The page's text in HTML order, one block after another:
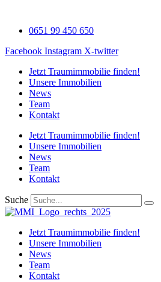
wechseln0651 99 450 650
Facebook Instagram X-twitter
Jetzt Traumimmobilie finden!​
Unsere Immobilien
News
Team
Kontakt
Jetzt Traumimmobilie finden!​
Unsere Immobilien
News
Team
Kontakt
Suche
Jetzt Traumimmobilie finden!​
Unsere Immobilien
News
Team
Kontakt